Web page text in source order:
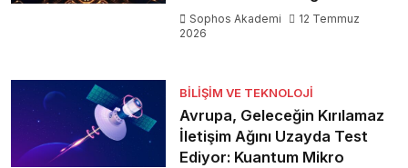
Sophos Akademi
12 Temmuz
2026
BILIŞIM VE TEKNOLOJI
Avrupa, Geleceğin Kırılamaz
İletişim Ağını Uzayda Test
Ediyor: Kuantum Mikro